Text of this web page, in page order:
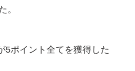
。
5ポイント全てを獲得した